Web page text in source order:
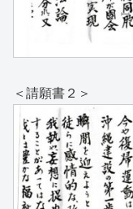
＜請願書２＞